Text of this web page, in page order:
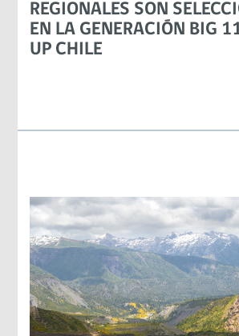
REGIONALES SON
EN LA GENERACIÓN BIG
UP CHILE